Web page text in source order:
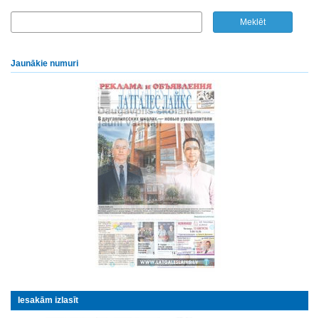
Jaunākie numuri
Iesakām izlasīt